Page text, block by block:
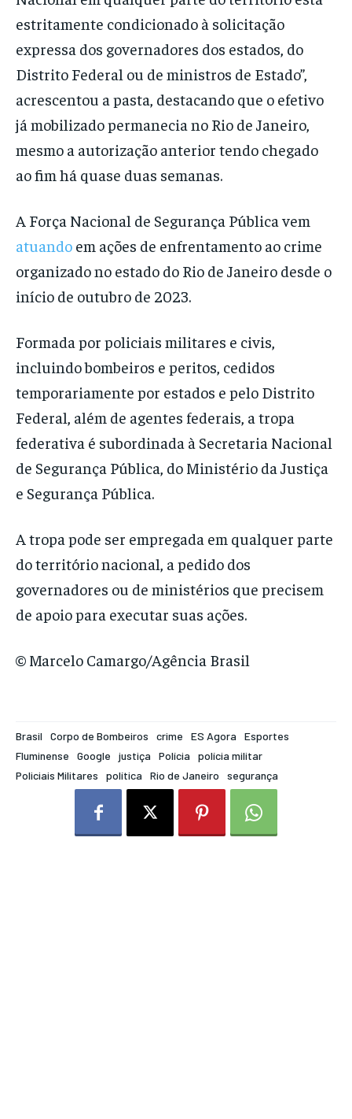
estritamente condicionado à solicitação
expressa dos governadores dos estados, do
Distrito Federal ou de ministros de Estado”,
acrescentou a pasta, destacando que o efetivo
já mobilizado permanecia no Rio de Janeiro,
mesmo a autorização anterior tendo chegado
ao fim há quase duas semanas.
A Força Nacional de Segurança Pública vem
atuando em ações de enfrentamento ao crime
organizado no estado do Rio de Janeiro desde o
início de outubro de 2023.
Formada por policiais militares e civis,
incluindo bombeiros e peritos, cedidos
temporariamente por estados e pelo Distrito
Federal, além de agentes federais, a tropa
federativa é subordinada à Secretaria Nacional
de Segurança Pública, do Ministério da Justiça
e Segurança Pública.
A tropa pode ser empregada em qualquer parte
do território nacional, a pedido dos
governadores ou de ministérios que precisem
de apoio para executar suas ações.
© Marcelo Camargo/Agência Brasil
Brasil Corpo de Bombeiros crime ES Agora
Esportes
Fluminense
Google justiça Polícia
polícia militar
Policiais Militares
política Rio de Janeiro segurança